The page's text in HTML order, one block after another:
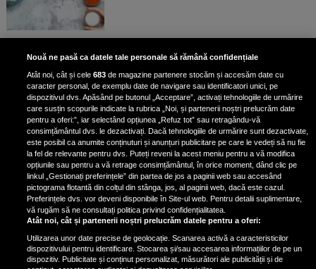
Dormi mai putin de 8 ore pe
noapte? Medicul Mihaill Pautov a
spus la ce riscuri te expui: „Îți faci
foarte mult rău”
Doctor Marius Sava a dezvăluit
care sunt principalele cauze ale
somnolenței
Doctorul Marius Sava a...
Nouă ne pasă ca datele tale personale să rămână confidențiale
Atât noi, cât și cele683 de magazine partenere stocăm și accesăm date cu
caracter personal, de exemplu date de navigare sau identificatori unici, pe
dispozitivul dvs. Apăsând pe butonul „Acceptare”, activați tehnologiile de urmărire
care susțin scopurile indicate la rubrica „Noi, și partenerii noștri prelucrăm date
pentru a oferi:”, iar selectând opțiunea „Refuz tot” sau retragându-vă
consimțământul dvs. le dezactivați. Dacă tehnologiile de urmărire sunt dezactivate,
este posibil ca anumite conținuturi și anunțuri publicitare pe care le vedeți să nu fie
la fel de relevante pentru dvs. Puteți reveni la acest meniu pentru a vă modifica
opțiunile sau pentru a vă retrage consimțământul, în orice moment, dând clic pe
linkul „Gestionați preferințele” din partea de jos a paginii web sau accesând
pictograma flotantă din colțul din stânga, jos, al paginii web, dacă este cazul.
Preferințele dvs. vor deveni disponibile în Site-ul web. Pentru detalii suplimentare,
vă rugăm să ne consultați politica privind confidențialitatea.
Atât noi, cât și partenerii noștri prelucrăm datele pentru a oferi:
Utilizarea unor date precise de geolocație. Scanarea activă a caracteristicilor
dispozitivului pentru identificare. Stocarea și/sau accesarea informațiilor de pe un
dispozitiv. Publicitate și conținut personalizat, măsurători ale publicității și de